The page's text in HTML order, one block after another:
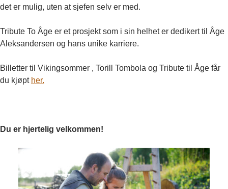
det er mulig, uten at sjefen selv er med.
Tribute To Åge er et prosjekt som i sin helhet er dedikert til Åge
Aleksandersen og hans unike karriere.
Billetter til Vikingsommer , Torill Tombola og Tribute til Åge får
du kjøpt her.
Du er hjertelig velkommen!